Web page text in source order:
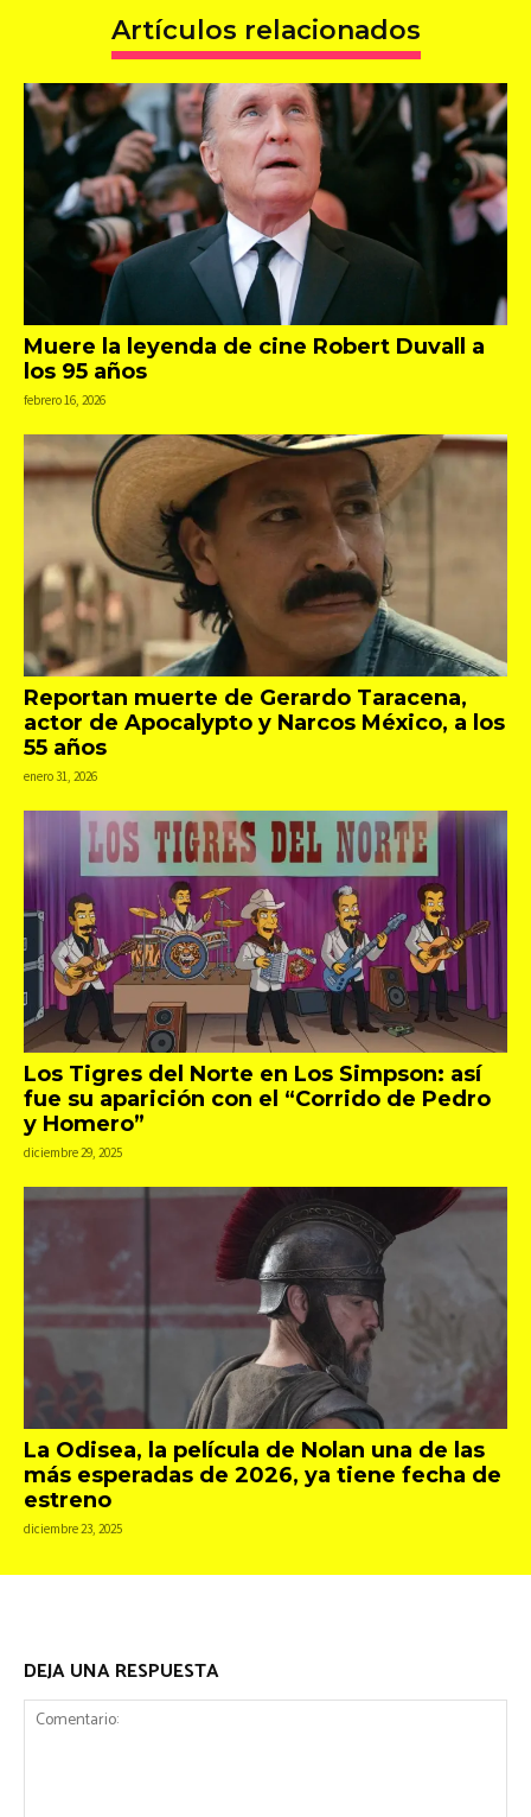
Artículos relacionados
Muere la leyenda de cine Robert Duvall a
los 95 años
febrero 16, 2026
Reportan muerte de Gerardo Taracena,
actor de Apocalypto y Narcos México, a los
55 años
enero 31, 2026
Los Tigres del Norte en Los Simpson: así
fue su aparición con el “Corrido de Pedro
y Homero”
diciembre 29, 2025
La Odisea, la película de Nolan una de las
más esperadas de 2026, ya tiene fecha de
estreno
diciembre 23, 2025
DEJA UNA RESPUESTA